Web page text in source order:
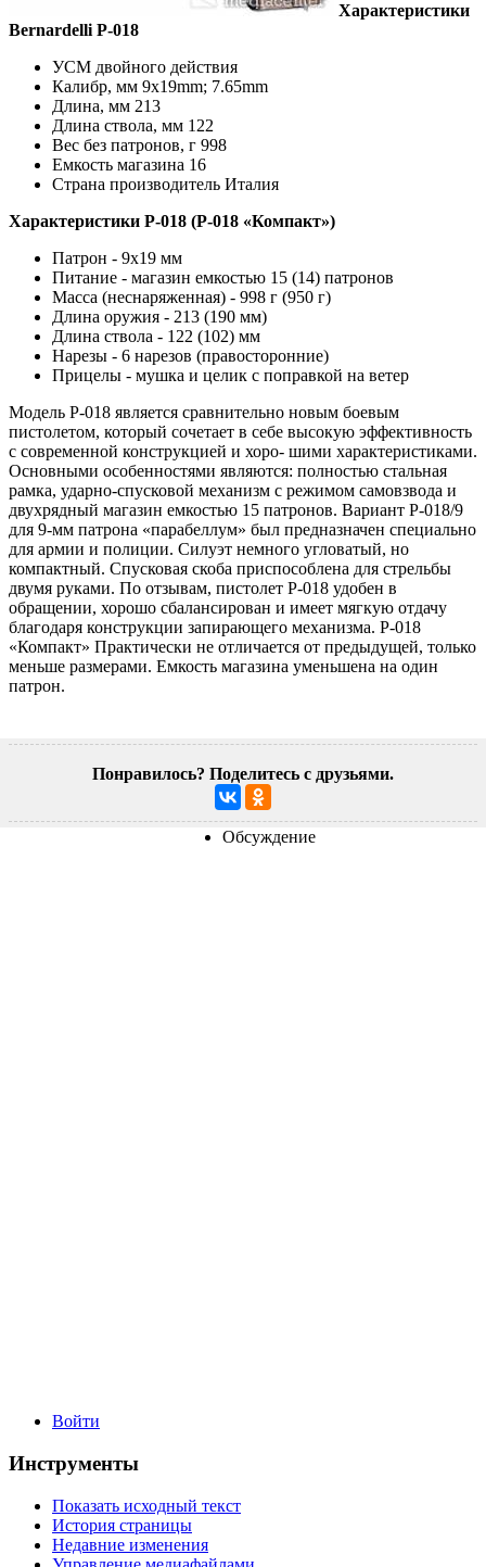
Характеристики
Bernardelli P-018
УСМ двойного действия
Калибр, мм 9x19mm; 7.65mm
Длина, мм 213
Длина ствола, мм 122
Вес без патронов, г 998
Емкость магазина 16
Страна производитель Италия
Характеристики Р-018 (Р-018 «Компакт»)
Патрон - 9х19 мм
Питание - магазин емкостью 15 (14) патронов
Масса (неснаряженная) - 998 г (950 г)
Длина оружия - 213 (190 мм)
Длина ствола - 122 (102) мм
Нарезы - 6 нарезов (правосторонние)
Прицелы - мушка и целик с поправкой на ветер
Модель Р-018 является сравнительно новым боевым
пистолетом, который сочетает в себе высокую эффективность
с современной конструкцией и хоро- шими характеристиками.
Основными особенностями являются: полностью стальная
рамка, ударно-спусковой механизм с режимом самовзвода и
двухрядный магазин емкостью 15 патронов. Вариант Р-018/9
для 9-мм патрона «парабеллум» был предназначен специально
для армии и полиции. Силуэт немного угловатый, но
компактный. Спусковая скоба приспособлена для стрельбы
двумя руками. По отзывам, пистолет Р-018 удобен в
обращении, хорошо сбалансирован и имеет мягкую отдачу
благодаря конструкции запирающего механизма. Р-018
«Компакт» Практически не отличается от предыдущей, только
меньше размерами. Емкость магазина уменьшена на один
патрон.
Понравилось? Поделитесь с друзьями.
Обсуждение
Войти
Инструменты
Показать исходный текст
История страницы
Недавние изменения